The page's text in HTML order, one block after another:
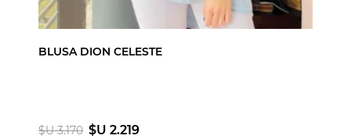
BLUSA DION CELESTE
$U 3.170 $U 2.219